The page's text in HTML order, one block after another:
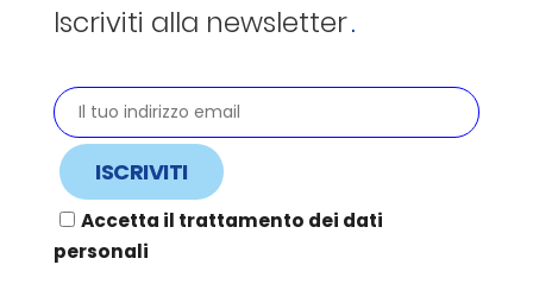
Iscriviti alla newsletter
Accetta il trattamento dei dati
personali